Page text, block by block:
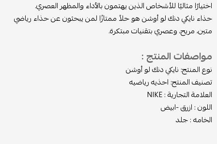
اختيارًا مثاليًا للأشخاص الذين يهتمون بالأداء والمظهر العصري.
حذاء نايكي دنك لو أوشن هو حلاً ممتازًا لمن يبحثون عن حذاء رياضي
متين، مريح، وعصري بتقنيات مبتكرة.
مواصفات المنتج :
نوع المنتج: نايكي دنك لو أوشن
تصنيف المنتج: احذيه رياضيه
العلامة التجارية : NIKE
اللون : ازرق -ابيض
الخامه : جلد